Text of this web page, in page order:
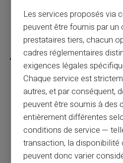
Partager cet article
Ma carte de paiement
fonctionner subitement
Article précédent
Les services proposés via
peuvent être fournis par un
prestataires tiers, chacun
cadres réglementaires
exigences légales
Chaque service est
autres, et par conséquent,
peuvent être soumis à des
entièrement différentes
conditions de service —
transaction, la
peuvent donc varier